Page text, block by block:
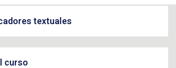
textuales
curso